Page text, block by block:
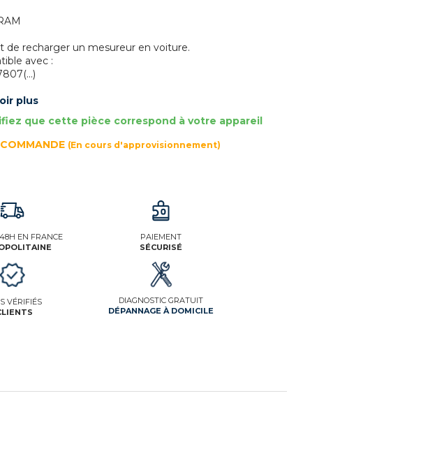
de recharger un mesureur en voiture.
avec :
plus
que cette pièce correspond à votre appareil
(En cours d'approvisionnement)
EN FRANCE
PAIEMENT
SÉCURISÉ
VÉRIFIÉS
DIAGNOSTIC GRATUIT
DÉPANNAGE À DOMICILE